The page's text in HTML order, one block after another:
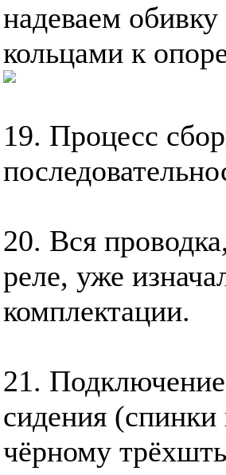
надеваем
кольцами к
19. Процесс
20. Вся
реле, уже
комплектации.
21.
сидения
чёрному